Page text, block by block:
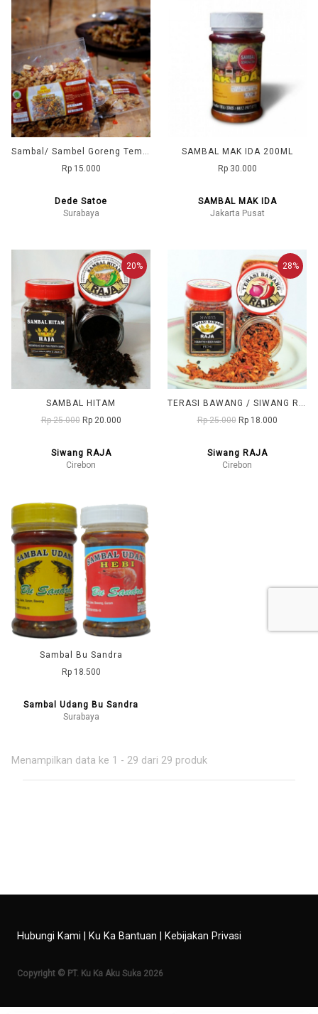
Sambal/ Sambel Goreng Tempe Kering DD1 (Dede Satoe)
Rp 15.000
Dede Satoe
Surabaya
SAMBAL MAK IDA 200ML
Rp 30.000
SAMBAL MAK IDA
Jakarta Pusat
20%
SAMBAL HITAM
Rp 25.000 Rp 20.000
Siwang RAJA
Cirebon
28%
TERASI BAWANG / SIWANG RAJA (PEDAS)
Rp 25.000 Rp 18.000
Siwang RAJA
Cirebon
Sambal Bu Sandra
Rp 18.500
Sambal Udang Bu Sandra
Surabaya
Menampilkan data ke 1 - 29 dari 29 produk
Hubungi Kami Ku Ka Bantuan Kebijakan Privasi
Copyright © PT. Ku Ka Aku Suka 2026